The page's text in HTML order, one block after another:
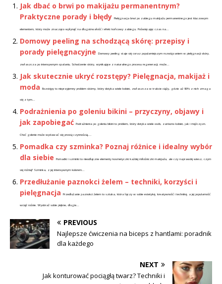
Jak dbać o brwi po makijażu permanentnym?
Praktyczne porady i błędy Pielęgnacja brwi po zabiegu makijażu permanentnego jest kluczowym
elementem, który może znacząco wpłynąć na długotrwałość i efekt końcowy zabiegu. Poświęcając czas na...
Domowy peeling na schodzącą skórę: przepisy i
porady pielęgnacyjne
Domowy peeling staje się coraz popularniejszym rozwiązaniem w pielęgnacji skóry,
zwłaszcza po intensywnym opalaniu. Schodzenie skóry, wynikające z naturalnego procesu regeneracji, może...
Jak skutecznie ukryć rozstępy? Pielęgnacja, makijaż i
moda
Rozstępy to nieprzyjemny problem skórny, który dotyka wiele kobiet, zwłaszcza w trakcie ciąży, gdzie aż 90% z nich zmaga
się z tym...
Podrażnienia po goleniu bikini – przyczyny, objawy i
jak zapobiegać Podrażnienia po goleniu bikini to problem, który dotyka wiele osób, zarówno kobiet, jak i mężczyzn.
Choć golenie może wydawać się prostą czynnością,...
Pomadka czy szminka? Poznaj różnice i idealny wybór
dla siebie
Pomadki i szminki to nieodłączne elementy kosmetyczki każdej miłośniczki makijażu, ale czy naprawdę wiesz, czym
się różnią? Szminka, z jej intensywnym kolorem...
Przedłużanie paznokci żelem – techniki, korzyści i
pielęgnacja
Przedłużanie paznokci żelem to sztuka, która łączy w sobie estetykę, kreatywność i technikę, a jej popularność
wciąż rośnie. Wyobraź sobie piękne, długie...
PREVIOUS
Najlepsze ćwiczenia na biceps z hantlami: poradnik
dla każdego
NEXT
Jak konturować pociągłą twarz? Techniki i